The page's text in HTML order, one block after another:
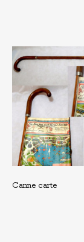
Canne carte